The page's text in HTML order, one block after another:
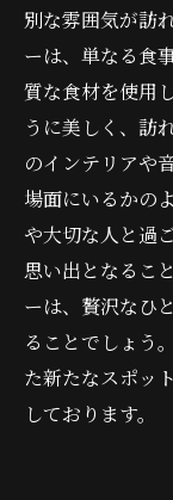
別な雰囲気が訪
ーは、単なる食
質な食材を使用
うに美しく、訪
のインテリアや
場面にいるかの
や大切な人と過
思い出となるこ
ーは、贅沢なひ
ることでしょう
た新たなスポッ
しております。